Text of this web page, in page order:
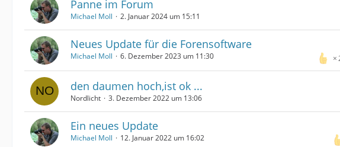
Panne im Forum
Michael Moll 2. Januar 2024 um 15:11
Neues Update für die Forensoftware
Michael Moll 6. Dezember 2023 um 11:30
den daumen hoch,ist ok ...
Nordlicht 3. Dezember 2022 um 13:06
Ein neues Update
Michael Moll 12. Januar 2022 um 16:02